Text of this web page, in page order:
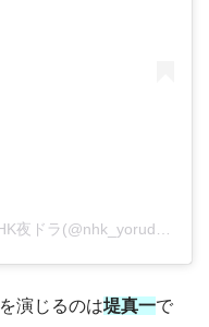
を演じるのは堤真一で